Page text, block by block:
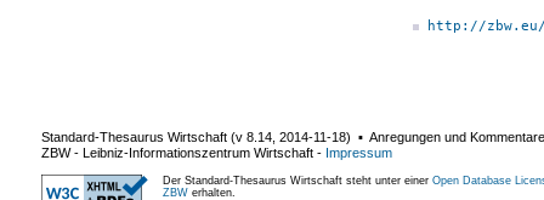
http://
Standard-Thesaurus Wirtschaft (v 8.14 2014-11-18) ▪ Anregungen und
ZBW - Leibniz-Informationszentrum Wirtschaft - Impressum
Der Standard-Thesaurus Wirtschaft steht unter einer Open Database
ZBW erhalten.